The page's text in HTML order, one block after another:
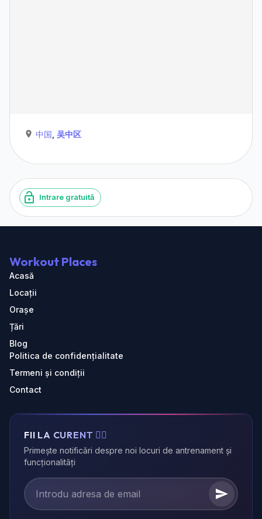
中国 吴中区
Intrare gratuită
Workout Places
Acasă
Locații
Orașe
Țări
Blog
Politica de confidențialitate
Termeni și condiții
Contact
FII LA CURENT 🏃‍♂️
Primește notificări despre noi locuri de antrenament și
funcționalități